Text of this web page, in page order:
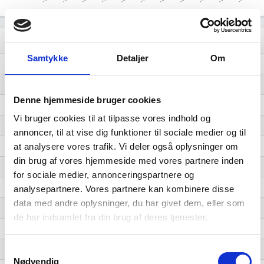
Samtykke Detaljer Om
Denne hjemmeside bruger cookies
Vi bruger cookies til at tilpasse vores indhold og
annoncer, til at vise dig funktioner til sociale medier og til
at analysere vores trafik. Vi deler også oplysninger om
din brug af vores hjemmeside med vores partnere inden
for sociale medier, annonceringspartnere og
analysepartnere. Vores partnere kan kombinere disse
data med andre oplysninger, du har givet dem, eller som
de har indsamlet fra din brug af deres tjenester.
Nødvendig
question_answer Lignende brancher
Kenneler
Dyrkning af olieholdige frugter
Fjerkræavl
Avl af kameler og dyr af kamelfamilien
Dyrkning af krydderiplanter, aromaplanter og lægeplanter
Dyrkning af citrusfrugter
Avl af heste og dyr af hestefamilien